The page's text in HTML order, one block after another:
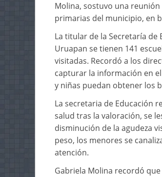
Molina, sostuvo una
primarias del municipio, en
La titular de la Secretaría de
Uruapan se tienen 141
visitadas. Recordó a los
capturar la información en
y niñas puedan obtener los
La secretaria de Educación
salud tras la valoración, se
disminución de la agudeza
peso, los menores se
atención.
Gabriela Molina recordó